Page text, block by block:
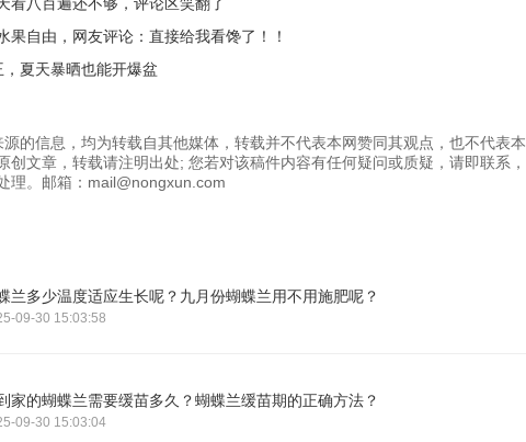
果自由，网友评论：直接给我看馋了！！
夏天暴晒也能开爆盆
的信息，均为转载自其他媒体，转载并不代表本网赞同其观点，也不代表本
创文章，转载请注明出处; 您若对该稿件内容有任何疑问或质疑，请即联系，
理。邮箱：mail@nongxun.com
兰多少温度适应生长呢？九月份蝴蝶兰用不用施肥呢？
09-30 15:03:58
家的蝴蝶兰需要缓苗多久？蝴蝶兰缓苗期的正确方法？
09-30 15:03:04